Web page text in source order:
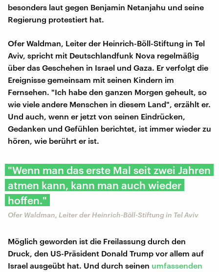
besonders laut gegen Benjamin Netanjahu und seine
Regierung protestiert hat.
Ofer Waldman, Leiter der Heinrich-Böll-Stiftung in Tel
Aviv, spricht mit Deutschlandfunk Nova regelmäßig
über das Geschehen in Israel und Gaza. Er verfolgt die
Ereignisse gemeinsam mit seinen Kindern im
Fernsehen. "Ich habe den ganzen Morgen geheult, so
wie viele andere Menschen in diesem Land", erzählt er.
Und auch, wenn er jetzt von seinen Eindrücken,
Gedanken und Gefühlen berichtet, ist immer wieder zu
hören, wie berührt er ist.
"Wenn man das erste Mal seit zwei Jahren
atmen kann, kann man auch wieder
hoffen."
Ofer Waldman, Leiter der Heinrich-Böll-Stiftung in Tel Aviv
Möglich geworden ist die Freilassung durch den
Druck, den US-Präsident Donald Trump vor allem auf
Israel ausgeübt hat. Und durch seinen umfassenden